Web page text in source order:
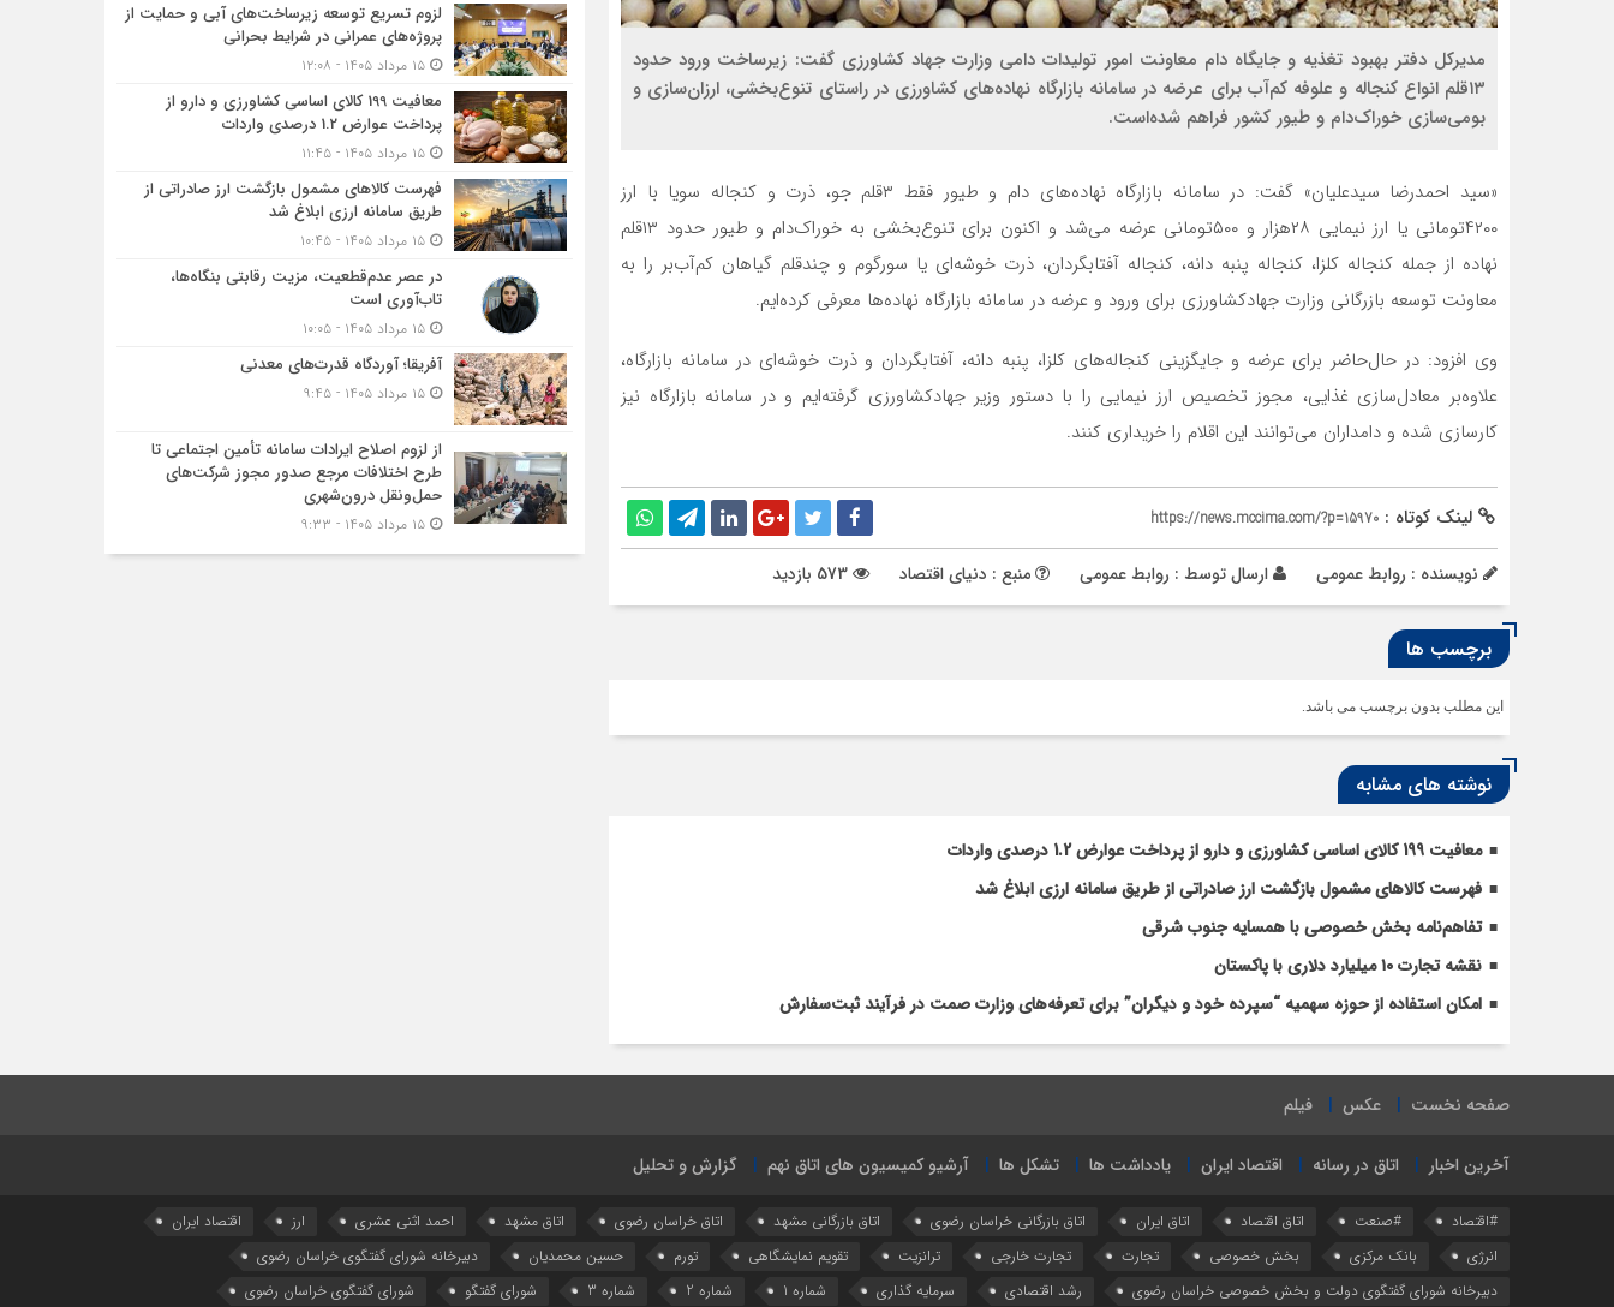
مدیرکل دفتر بهبود تغذیه و جایگاه دام معاونت امور تولیدات دامی وزارت جهاد کشاورزی گفت: زیرساخت ورود حدود
۱۳قلم انواع کنجاله و علوفه کم‌‌‌‌‌‌‌آب برای عرضه در سامانه بازارگاه نهاده‌‌‌‌‌‌‌های کشاورزی در راستای تنوع‌‌‌‌‌‌‌بخشی، ارزان‌‌‌‌‌‌‌سازی و
بومی‌‌‌‌‌‌‌سازی خوراک‌دام و طیور کشور فراهم شده‌است.
«سید‌ احمدرضا سیدعلیان» گفت: در سامانه بازارگاه نهاده‌‌‌‌‌‌‌های دام و طیور فقط ۳قلم جو، ذرت و کنجاله سویا با ارز
۴۲۰۰‌تومانی یا ارز نیمایی ۲۸‌هزار و ۵۰۰‌تومانی عرضه می‌شد و اکنون برای تنوع‌‌‌‌‌‌‌بخشی به خوراک‌دام و طیور حدود ۱۳‌قلم
نهاده از جمله کنجاله کلزا، کنجاله پنبه دانه، کنجاله آفتابگردان، ذرت خوشه‌‌‌‌‌‌‌ای یا سورگوم و چند‌قلم گیاهان کم‌‌‌‌‌‌‌آب‌‌‌‌‌‌‌بر را به
معاونت توسعه بازرگانی وزارت جهادکشاورزی برای ورود و عرضه در سامانه بازارگاه نهاده‌‌‌‌‌‌‌ها معرفی کرده‌‌‌‌‌‌‌ایم.
وی افزود: در حال‌حاضر برای عرضه و جایگزینی کنجاله‌‌‌‌‌‌‌های کلزا، پنبه دانه، آفتابگردان و ذرت خوشه‌‌‌‌‌‌‌ای در سامانه بازارگاه،
علاوه‌بر معادل‌‌‌‌‌‌‌سازی غذایی، مجوز تخصیص ارز نیمایی را با دستور وزیر جهادکشاورزی گرفته‌‌‌‌‌‌‌ایم و در سامانه بازارگاه نیز
کارسازی شده و دامداران می‌توانند این اقلام را خریداری کنند.
لینک کوتاه : https://news.mccima.com/?p=15970
نویسنده : روابط عمومی ارسال توسط : روابط عمومی منبع : دنیای اقتصاد
برچسب ها
این مطلب بدون برچسب می باشد.
نوشته های مشابه
معافیت 199 کالای اساسی کشاورزی و دارو از پرداخت عوارض 1.2 درصدی واردات
فهرست کالاهای مشمول بازگشت ارز صادراتی از طریق سامانه ارزی ابلاغ شد
تفاهم‌نامه بخش خصوصی با همسایه جنوب شرقی
نقشه تجارت ۱۰‌ میلیارد دلاری با پاکستان
امکان استفاده از حوزه سهمیه “سپرده خود و دیگران” برای تعرفه‌های وزارت صمت در فرآیند ثبت‌سفارش
لزوم تسریع توسعه زیرساخت‌های آبی و حمایت از
پروژه‌های عمرانی در شرایط بحرانی
۱۵ مرداد ۱۴۰۵ - ۱۲:۰۸
معافیت 199 کالای اساسی کشاورزی و دارو از
پرداخت عوارض 1.2 درصدی واردات
۱۵ مرداد ۱۴۰۵ - ۱۱:۴۵
فهرست کالاهای مشمول بازگشت ارز صادراتی از
طریق سامانه ارزی ابلاغ شد
۱۵ مرداد ۱۴۰۵ - ۱۰:۴۵
در عصر عدم‌قطعیت، مزیت رقابتی بنگاه‌ها،
تاب‌آوری است
۱۵ مرداد ۱۴۰۵ - ۱۰:۰۵
آفریقا؛ آوردگاه قدرت‌های معدنی
۱۵ مرداد ۱۴۰۵ - ۹:۴۵
از لزوم اصلاح ایرادات سامانه تأمین اجتماعی تا
طرح اختلافات مرجع صدور مجوز شرکت‌های
حمل‌ونقل درون‌شهری
۱۵ مرداد ۱۴۰۵ - ۹:۳۳
صفحه نخست عکس فیلم
آخرین اخبار اتاق در رسانه اقتصاد ایران یادداشت ها تشکل ها آرشیو کمیسیون های اتاق نهم گزارش و تحلیل
#اقتصاد #صنعت اتاق اقتصاد اتاق ایران اتاق بازرگانی خراسان رضوی اتاق بازرگانی مشهد اتاق خراسان رضوی اتاق مشهد احمد اثنی عشری ارز
اقتصاد ایران
انرژی
بانک مرکزی بخش خصوصی تجارت تجارت خارجی ترانزیت تقویم نمایشگاهی تورم حسین محمدیان
دبیرخانه شورای گفتگوی خراسان رضوی
دبیرخانه شورای گفتگوی دولت و بخش خصوصی خراسان رضوی
رشد اقتصادی سرمایه گذاری شماره 1 شماره 2 شماره 3 شورای گفتگو شورای گفتگوی خراسان رضوی